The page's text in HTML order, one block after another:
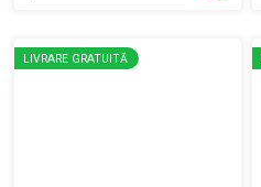
LIVRARE GRATUITĂ